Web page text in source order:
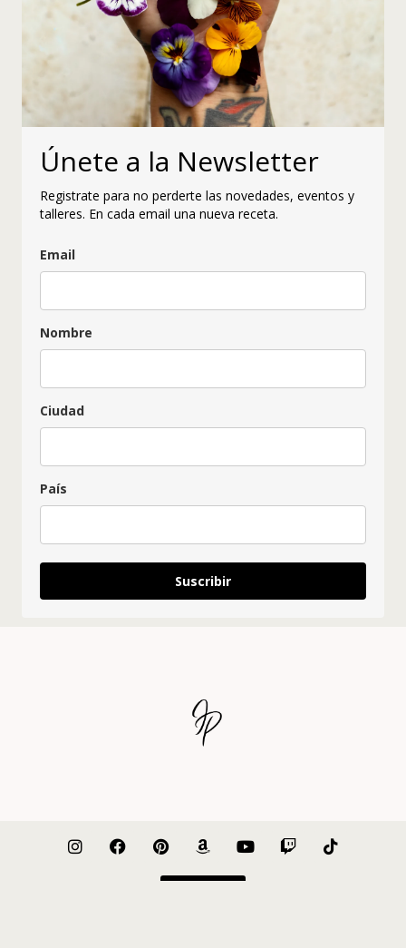
Únete a la Newsletter
Registrate para no perderte las novedades, eventos y
talleres. En cada email una nueva receta.
Email
Nombre
Ciudad
País
Suscribir